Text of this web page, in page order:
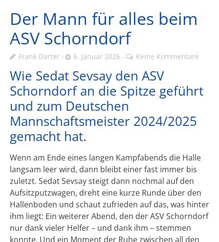
Der Mann für alles beim
ASV Schorndorf
Frank Darter 6. Januar 2026 Keine Kommentare
Wie Sedat Sevsay den ASV
Schorndorf an die Spitze geführt
und zum Deutschen
Mannschaftsmeister 2024/2025
gemacht hat.
Wenn am Ende eines langen Kampfabends die Halle
langsam leer wird, dann bleibt einer fast immer bis
zuletzt. Sedat Sevsay steigt dann nochmal auf den
Aufsitzputzwagen, dreht eine kurze Runde über den
Hallenboden und schaut zufrieden auf das, was hinter
ihm liegt: Ein weiterer Abend, den der ASV Schorndorf
nur dank vieler Helfer – und dank ihm – stemmen
konnte. Und ein Moment der Ruhe zwischen all den